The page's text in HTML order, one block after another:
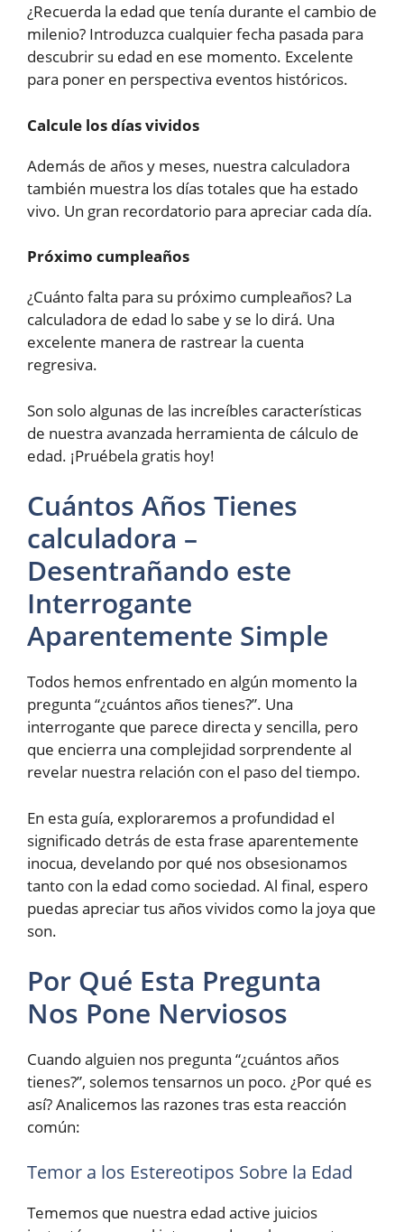
¿Recuerda la edad que tenía durante el cambio de
milenio? Introduzca cualquier fecha pasada para
descubrir su edad en ese momento. Excelente
para poner en perspectiva eventos históricos.
Calcule los días vividos
Además de años y meses, nuestra calculadora
también muestra los días totales que ha estado
vivo. Un gran recordatorio para apreciar cada día.
Próximo cumpleaños
¿Cuánto falta para su próximo cumpleaños? La
calculadora de edad lo sabe y se lo dirá. Una
excelente manera de rastrear la cuenta
regresiva.
Son solo algunas de las increíbles características
de nuestra avanzada herramienta de cálculo de
edad. ¡Pruébela gratis hoy!
Cuántos Años Tienes
calculadora –
Desentrañando este
Interrogante
Aparentemente Simple
Todos hemos enfrentado en algún momento la
pregunta “¿cuántos años tienes?”. Una
interrogante que parece directa y sencilla, pero
que encierra una complejidad sorprendente al
revelar nuestra relación con el paso del tiempo.
En esta guía, exploraremos a profundidad el
significado detrás de esta frase aparentemente
inocua, develando por qué nos obsesionamos
tanto con la edad como sociedad. Al final, espero
puedas apreciar tus años vividos como la joya que
son.
Por Qué Esta Pregunta
Nos Pone Nerviosos
Cuando alguien nos pregunta “¿cuántos años
tienes?”, solemos tensarnos un poco. ¿Por qué es
así? Analicemos las razones tras esta reacción
común:
Temor a los Estereotipos Sobre la Edad
Tememos que nuestra edad active juicios